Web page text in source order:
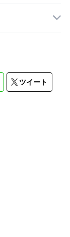
ツイート